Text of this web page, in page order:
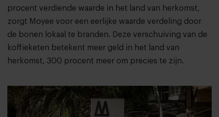
procent verdiende waarde in het land van herkomst,
zorgt Moyee voor een eerlijke waarde verdeling door
de bonen lokaal te branden. Deze verschuiving van de
koffieketen betekent meer geld in het land van
herkomst, 300 procent meer om precies te zijn.